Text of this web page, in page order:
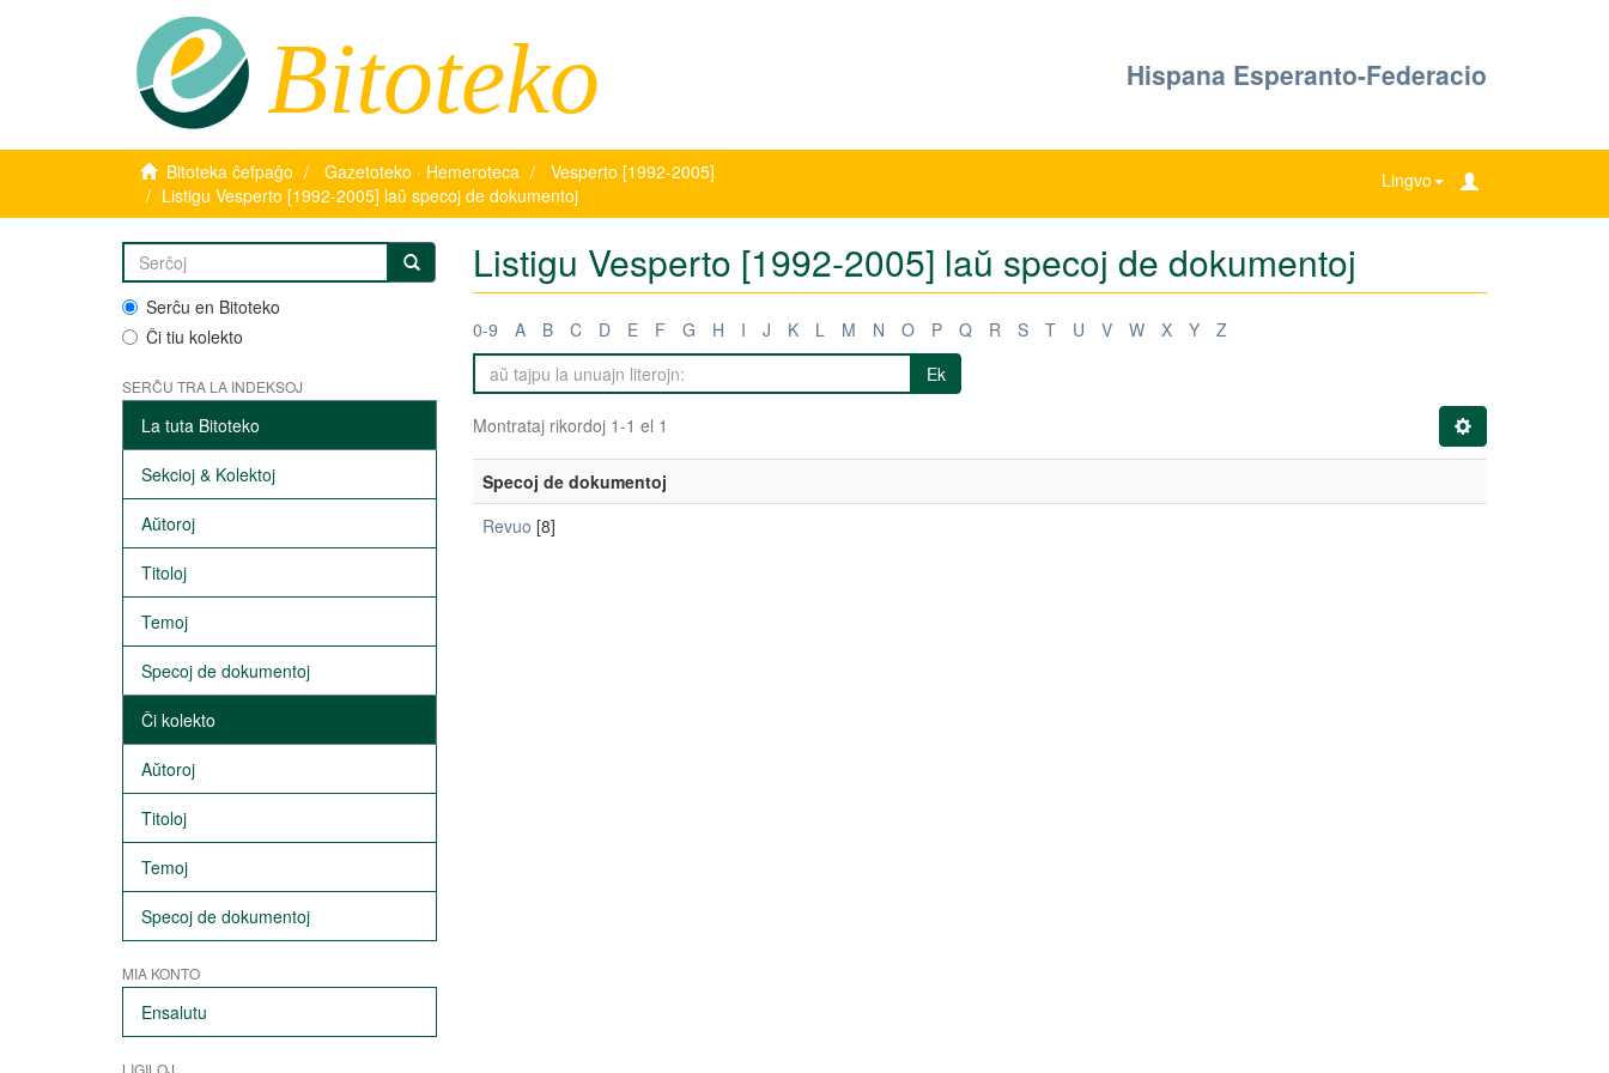
Bitoteko Hispana Esperanto-Federacio
Bitoteka ĉefpaĝo Gazetoteko · Hemeroteca
Vesperto [1992-2005]
Listigu Vesperto [1992-2005] laŭ specoj de dokumentoj
Lingvo
Serĉu en Bitoteko
Ĉi tiu kolekto
SERĈU TRA LA INDEKSOJ
La tuta Bitoteko
Sekcioj & Kolektoj
Aŭtoroj
Titoloj
Temoj
Specoj de dokumentoj
Ĉi kolekto
Aŭtoroj
Titoloj
Temoj
Specoj de dokumentoj
MIA KONTO
Ensalutu
LIGILOJ
Listigu Vesperto [1992-2005] laŭ specoj de dokumentoj
0-9 A B C D E F G H I J K L M N O P Q R S T U V W X Y
Z
Ek
Montrataj rikordoj 1-1 el 1
Specoj de dokumentoj
Revuo [8]